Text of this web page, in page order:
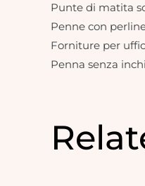
Punte di matita
Penne con
Forniture per
Penna senza